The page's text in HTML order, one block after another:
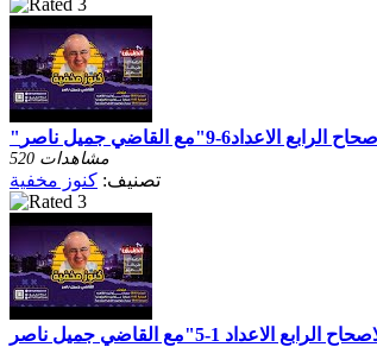
520 مشاهدات
تصنيف: كنوز مخفية